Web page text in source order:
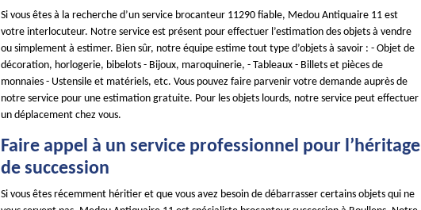
Si vous êtes à la recherche d’un service brocanteur 11290 fiable, Medou Antiquaire 11 est
votre interlocuteur. Notre service est présent pour effectuer l’estimation des objets à vendre
ou simplement à estimer. Bien sûr, notre équipe estime tout type d’objets à savoir : - Objet de
décoration, horlogerie, bibelots - Bijoux, maroquinerie, - Tableaux - Billets et pièces de
monnaies - Ustensile et matériels, etc. Vous pouvez faire parvenir votre demande auprès de
notre service pour une estimation gratuite. Pour les objets lourds, notre service peut effectuer
un déplacement chez vous.
Faire appel à un service professionnel pour l’héritage
de succession
Si vous êtes récemment héritier et que vous avez besoin de débarrasser certains objets qui ne